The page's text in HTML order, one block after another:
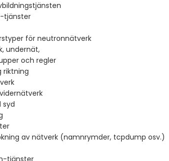
tjänster
för neutronnätverk
undernät,
och regler
riktning
syd
av nätverk (namnrymder, tcpdump osv.)
tjänster